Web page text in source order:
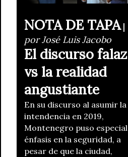
NOTA DE TAPA|
por José Luis Jacobo
El discurso falaz
vs la realidad
angustiante
En su discurso al asumir la
intendencia en 2019,
Montenegro puso especial
énfasis en la seguridad, a
pesar de que la ciudad,